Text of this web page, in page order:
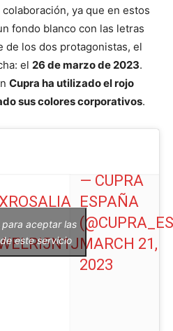
ya que en estos
fondo blanco con las letras
de los dos protagonistas, el
el 26 de marzo de 2023.
Cupra ha utilizado el rojo
sus colores corporativos.
— CUPRA
ESPAÑA
MARCH 21,
2023
aceptar las
este servicio